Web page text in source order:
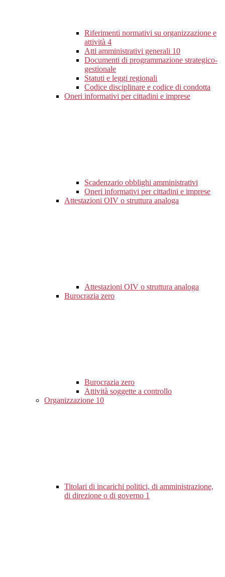
Riferimenti normativi su organizzazione e
attività 4
Atti amministrativi generali 10
Documenti di programmazione strategico-
gestionale
Statuti e leggi regionali
Codice disciplinare e codice di condotta
Oneri informativi per cittadini e imprese
Scadenzario obblighi amministrativi
Oneri informativi per cittadini e imprese
Attestazioni OIV o struttura analoga
Attestazioni OIV o struttura analoga
Burocrazia zero
Burocrazia zero
Attività soggette a controllo
Organizzazione 10
Titolari di incarichi politici, di amministrazione,
di direzione o di governo 1